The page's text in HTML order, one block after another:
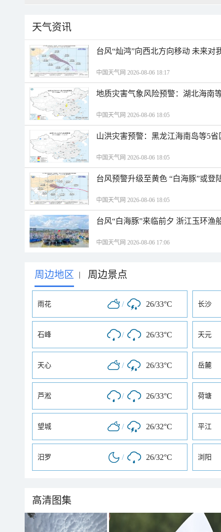
天气资讯
台风“灿鸿”向西北方向移动 未来对
中国天气网 2026-08-06 18:17
地质灾害气象风险预警：湖北海南
中国天气网 2026-08-06 18:05
山洪灾害预警：黑龙江海南岛等5
中国天气网 2026-08-06 18:05
台风预警升级至黄色 “白海豚”或登
中国天气网 2026-08-06 18:05
台风“白海豚”来临前夕 浙江玉环渔
中国天气网 2026-08-06 17:06
周边地区 | 周边景点
雨花 / 26/33°C 长沙
石峰 / 26/33°C 天元
天心 / 26/33°C 岳麓
芦淞 / 26/33°C 荷塘
望城 / 26/32°C 平江
汨罗 / 26/32°C 浏阳
高清图集